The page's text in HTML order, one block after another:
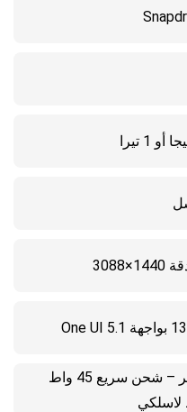
5000 مللي أمبير – شحن سريع 45 واط